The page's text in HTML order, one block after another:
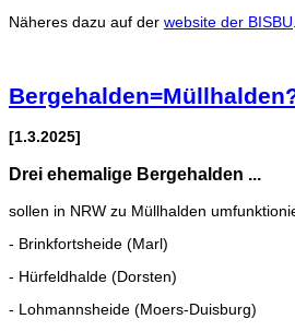
Näheres dazu auf der website der BISBU.
[1.3.2025]
Drei ehemalige Bergehalden ...
sollen in NRW zu Müllhalden
- Brinkfortsheide (Marl)
- Hürfeldhalde (Dorsten)
- Lohmannsheide (Moers-Duisburg)